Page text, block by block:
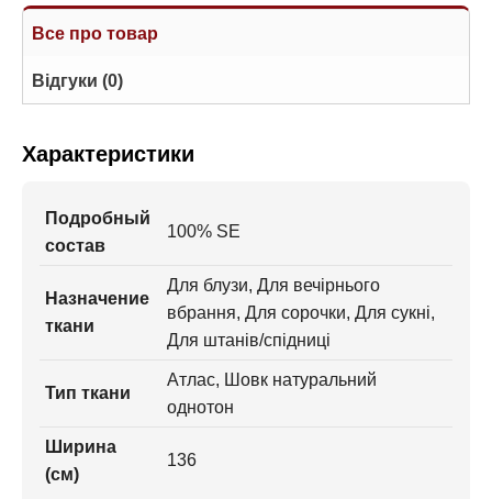
Все про товар
Відгуки (0)
Характеристики
Подробный
состав
100% SE
Назначение
ткани
Для блузи, Для вечірнього
вбрання, Для сорочки, Для сукні,
Для штанів/спідниці
Тип ткани
Атлас, Шовк натуральний
однотон
Ширина
(см)
136